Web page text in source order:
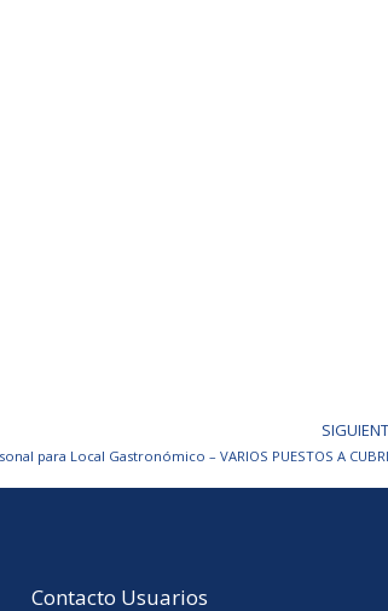
para Local Gastronómico – VARIOS PUESTOS A
Contacto Usuarios